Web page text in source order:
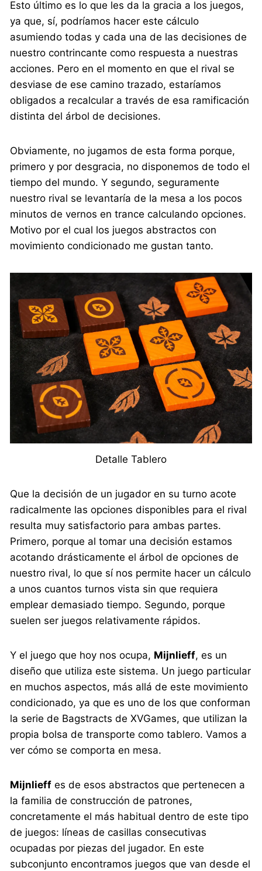
Esto último es lo que les da la gracia a los juegos,
ya que, sí, podríamos hacer este cálculo
asumiendo todas y cada una de las decisiones de
nuestro contrincante como respuesta a nuestras
acciones. Pero en el momento en que el rival se
desviase de ese camino trazado, estaríamos
obligados a recalcular a través de esa ramificación
distinta del árbol de decisiones.
Obviamente, no jugamos de esta forma porque,
primero y por desgracia, no disponemos de todo el
tiempo del mundo. Y segundo, seguramente
nuestro rival se levantaría de la mesa a los pocos
minutos de vernos en trance calculando opciones.
Motivo por el cual los juegos abstractos con
movimiento condicionado me gustan tanto.
Detalle Tablero
Que la decisión de un jugador en su turno acote
radicalmente las opciones disponibles para el rival
resulta muy satisfactorio para ambas partes.
Primero, porque al tomar una decisión estamos
acotando drásticamente el árbol de opciones de
nuestro rival, lo que sí nos permite hacer un cálculo
a unos cuantos turnos vista sin que requiera
emplear demasiado tiempo. Segundo, porque
suelen ser juegos relativamente rápidos.
Y el juego que hoy nos ocupa, Mijnlieff, es un
diseño que utiliza este sistema. Un juego particular
en muchos aspectos, más allá de este movimiento
condicionado, ya que es uno de los que conforman
la serie de Bagstracts de XVGames, que utilizan la
propia bolsa de transporte como tablero. Vamos a
ver cómo se comporta en mesa.
Mijnlieff es de esos abstractos que pertenecen a
la familia de construcción de patrones,
concretamente el más habitual dentro de este tipo
de juegos: líneas de casillas consecutivas
ocupadas por piezas del jugador. En este
subconjunto encontramos juegos que van desde el